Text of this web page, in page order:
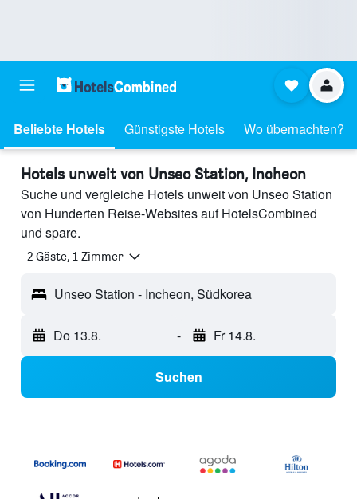
Beliebte Hotels Günstigste Hotels Wo übernachten?
Hotels unweit von Unseo Station, Incheon
Suche und vergleiche Hotels unweit von Unseo Station
von Hunderten Reise-Websites auf HotelsCombined
und spare.
2 Gäste, 1 Zimmer
Unseo Station - Incheon, Südkorea
Do 13.8. - Fr 14.8.
Suchen